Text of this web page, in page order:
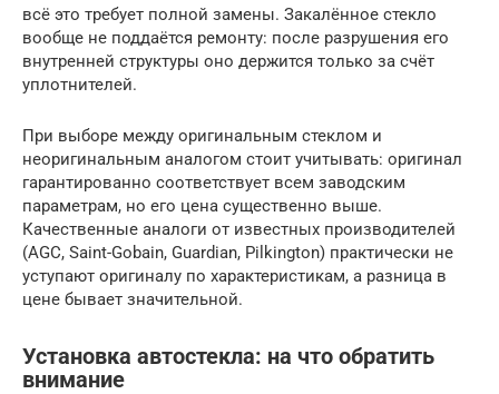
всё это требует полной замены. Закалённое стекло
вообще не поддаётся ремонту: после разрушения его
внутренней структуры оно держится только за счёт
уплотнителей.
При выборе между оригинальным стеклом и
неоригинальным аналогом стоит учитывать: оригинал
гарантированно соответствует всем заводским
параметрам, но его цена существенно выше.
Качественные аналоги от известных производителей
(AGC, Saint-Gobain, Guardian, Pilkington) практически не
уступают оригиналу по характеристикам, а разница в
цене бывает значительной.
Установка автостекла: на что обратить
внимание